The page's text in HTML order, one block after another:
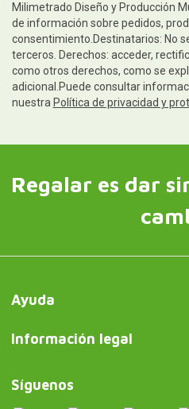
Milimetrado Diseño y Producción
de información sobre pedidos,
consentimiento.Destinatarios: No
terceros. Derechos: acceder,
como otros derechos, como se
adicional.Puede consultar
nuestra Política de privacidad y
Regalar es dar
Ayuda
Información legal
Síguenos